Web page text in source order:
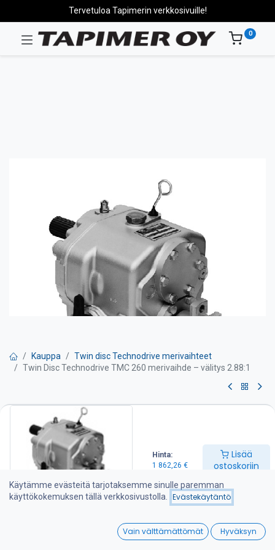
Hinta:
1 862,26 €
Lisää
ostoskoriin
Wishlist
Tervetuloa Tapimerin verkkosivuille!
0
Kauppa
Twin disc Technodrive merivaihteet
Twin Disc Technodrive TMC 260 merivaihde – välitys 2.88:1
Twin Disc Technodrive TMC 260
merivaihde – välitys 2.88:1
TWIN DISC Technodrive merivaihteet valmistetaan amerikkalaisen
Twin Disc Technodrive S.R.L. tehtaalla Italiassa. Tehdas on
erikoistunut mekaanisten ja hydraulisten merivaihteiden lisäksi
erilaisiin teollisuuskytkimiin ja vaihteisiin joita tehdas toimittaa
moniin Euroopan ja Amerikan maihin. Lisää tietoa tehtaasta
Sopii myös Vetus Diesel, Beta Marin, Lomabardini
Käytämme evästeitä tarjotaksemme sinulle paremman
käyttökokemuksen tällä verkkosivustolla.
Evästekäytäntö
Vain välttämättömät Hyväksyn